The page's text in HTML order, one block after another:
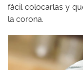
fácil colocarlas y
la corona.